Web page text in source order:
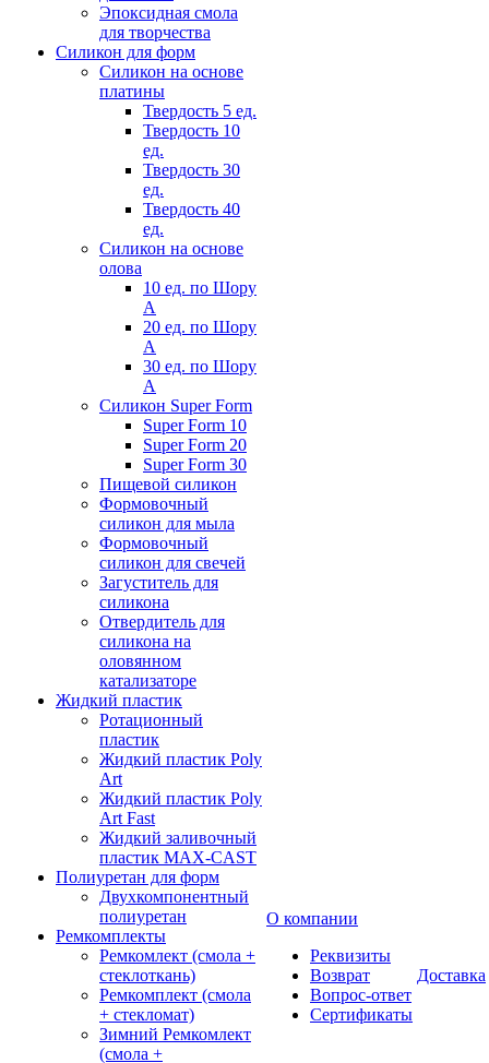
Эпоксидная смола
для творчества
Силикон для форм
Силикон на основе
платины
Твердость 5 ед.
Твердость 10
ед.
Твердость 30
ед.
Твердость 40
ед.
Силикон на основе
олова
10 ед. по Шору
А
20 ед. по Шору
А
30 ед. по Шору
А
Силикон Super Form
Super Form 10
Super Form 20
Super Form 30
Пищевой силикон
Формовочный
силикон для мыла
Формовочный
силикон для свечей
Загуститель для
силикона
Отвердитель для
силикона на
оловянном
катализаторе
Жидкий пластик
Ротационный
пластик
Жидкий пластик Poly
Art
Жидкий пластик Poly
Art Fast
Жидкий заливочный
пластик MAX-CAST
Полиуретан для форм
Двухкомпонентный
полиуретан
Ремкомплекты
Ремкомлект (смола +
стеклоткань)
Ремкомплект (смола
+ стекломат)
Зимний Ремкомлект
(смола +
О компании
Реквизиты
Возврат
Вопрос-ответ
Сертификаты
Доставка